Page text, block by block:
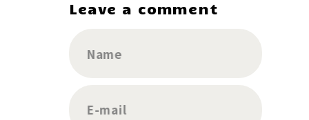
Leave a comment
Name
E-mail